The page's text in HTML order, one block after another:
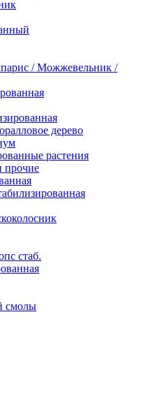
/ Можжевельник /
дерево
растения
прочие
стаб.
смолы